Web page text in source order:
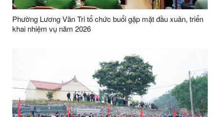
Phường Lương Văn Tri tổ chức buổi gặp mặt đầu xuân, triển
khai nhiệm vụ năm 2026